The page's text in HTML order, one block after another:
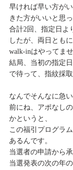
早ければ早い方が
きた方がいいと思っ
合計2回、指定日よ
したが、両日とも
walk-inはやってま
結局、当初の指定
で待って、指紋採
なんでそんなに急
前にね、アポなし
かというと、
この福引プログラ
あるんです。
当選者の申請から
当選発表の次の年